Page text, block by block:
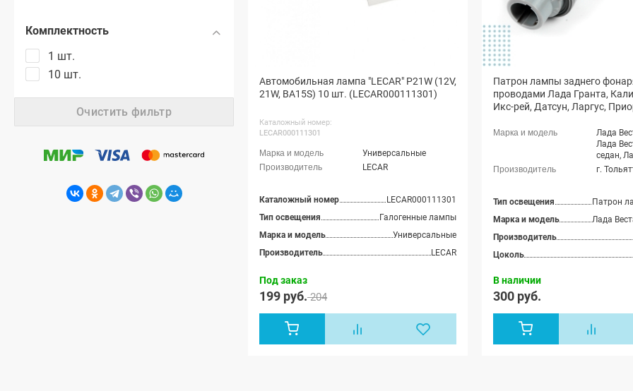
Комплектность
1 шт.
10 шт.
Очистить фильтр
Автомобильная лампа "LECAR" P21W (12V,
21W, BA15S) 10 шт. (LECAR000111301)
Каталожный номер:
LECAR000111301
Универсальные
LECAR
Каталожный номер
LECAR000111301
Тип освещения
Галогенные лампы
Марка и модель
Универсальные
Производитель
LECAR
Под заказ
199 руб.204
Патрон лампы заднего
проводами Лада Гранта,
Икс-рей, Датсун, Ларгус,
Лада
Лада
седан,
Лада
Калина-
2192),
Калина-
2190),
Спорт
21905),
лифтбек
г.
Тип освещения
Марка и модель
Производитель
Цоколь
В наличии
300 руб.